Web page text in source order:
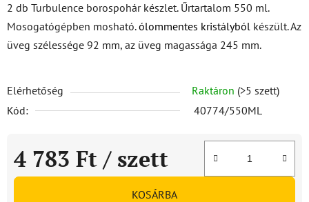
2 db Turbulence borospohár készlet. Űrtartalom 550 ml.
Mosogatógépben mosható.ólommentes kristályból készült. Az
üveg szélessége 92 mm, az üveg magassága 245 mm.
Elérhetőség Raktáron (>5 szett)
Kód:
40774/550ML
4 783 Ft / szett
Egységár:
KOSÁRBA